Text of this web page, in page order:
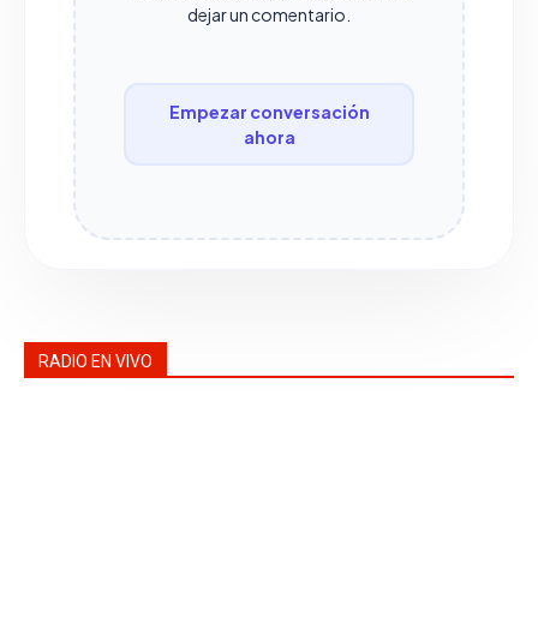
dejar un comentario.
Empezar conversación
ahora
RADIO EN VIVO